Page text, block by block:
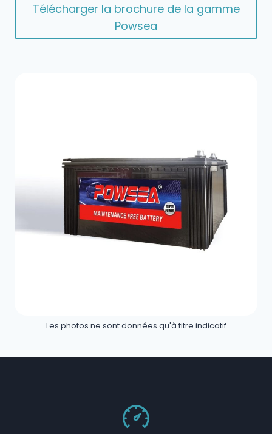
Télécharger la brochure de la gamme
Powsea
Les photos ne sont données qu'à titre indicatif